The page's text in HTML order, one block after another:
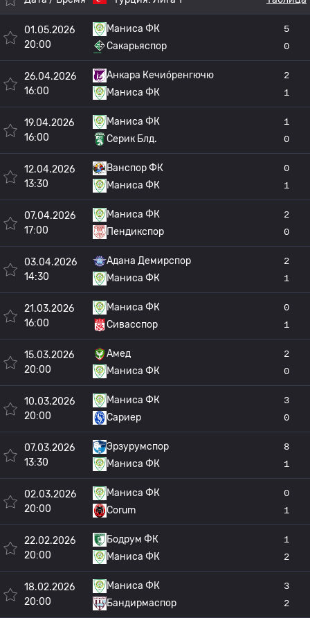
01.05.2026
20:00
Маниса ФК
Сакарьяспор
5
0
26.04.2026
16:00
Анкара Кечио́ренгючю
Маниса ФК
2
1
19.04.2026
16:00
Маниса ФК
Серик Блд.
1
0
12.04.2026
13:30
Ванспор ФК
Маниса ФК
0
1
07.04.2026
17:00
Маниса ФК
Пендикспор
2
0
03.04.2026
14:30
Адана Демирспор
Маниса ФК
2
1
21.03.2026
16:00
Маниса ФК
Сивасспор
0
1
15.03.2026
20:00
Амед
Маниса ФК
2
0
10.03.2026
20:00
Маниса ФК
Сариер
3
0
07.03.2026
13:30
Эрзурумспор
Маниса ФК
8
1
02.03.2026
20:00
Маниса ФК
Corum
0
1
22.02.2026
20:00
Бодрум ФК
Маниса ФК
1
2
18.02.2026
20:00
Маниса ФК
Бандирмаспор
3
2